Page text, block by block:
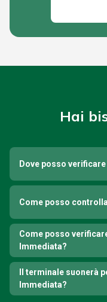
Hai
Dove posso
Come posso
Come posso
Immediata?
Il terminale suonerà
Immediata?